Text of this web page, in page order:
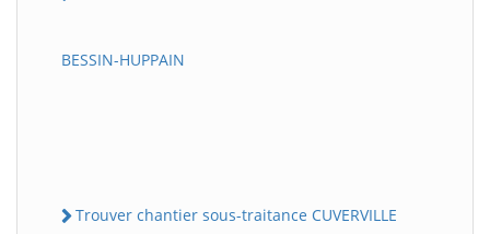
BESSIN-HUPPAIN
Trouver chantier sous-traitance CUVERVILLE